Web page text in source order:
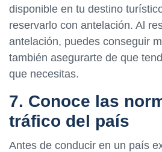
disponible en tu destino
reservarlo con antelación. Al
antelación, puedes conseguir
también asegurarte de que
que necesitas.
7. Conoce las
tráfico del país
Antes de conducir en un país